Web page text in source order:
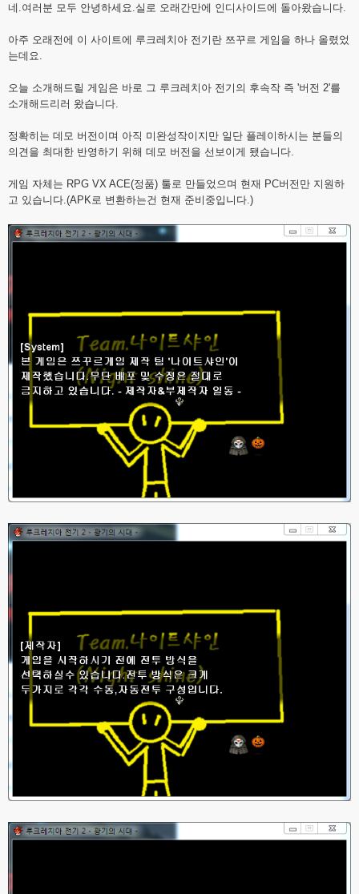
네.여러분 모두 안녕하세요.실로 오래간만에 인디사이드에 돌아왔습니다.
아주 오래전에 이 사이트에 루크레치아 전기란 쯔꾸르 게임을 하나 올렸었
는데요.
오늘 소개해드릴 게임은 바로 그 루크레치아 전기의 후속작 즉 '버전 2'를
소개해드리러 왔습니다.
정확히는 데모 버전이며 아직 미완성작이지만 일단 플레이하시는 분들의
의견을 최대한 반영하기 위해 데모 버전을 선보이게 됐습니다.
게임 자체는 RPG VX ACE(정품) 툴로 만들었으며 현재 PC버전만 지원하
고 있습니다.(APK로 변환하는건 현재 준비중입니다.)